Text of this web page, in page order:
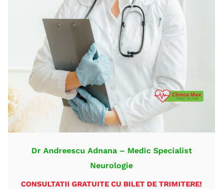
Dr Andreescu Adnana – Medic Specialist
Neurologie
CONSULTATII GRATUITE CU BILET DE TRIMITERE!